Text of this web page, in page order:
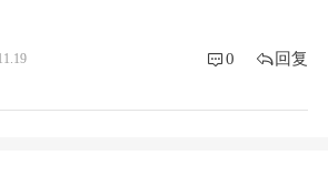
0 回复